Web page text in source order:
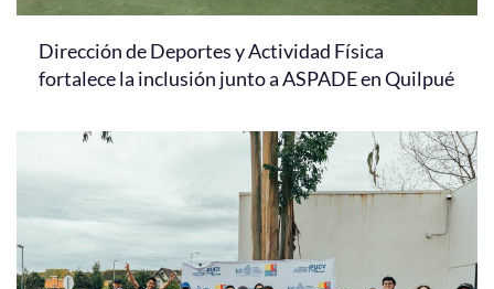
Dirección de Deportes y Actividad Física
fortalece la inclusión junto a ASPADE en Quilpué